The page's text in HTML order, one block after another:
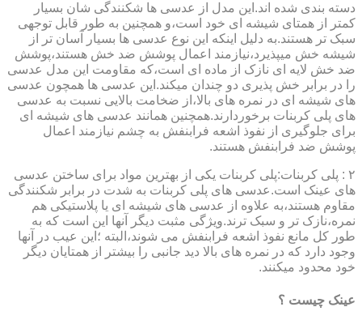
دسته بندی شده اند.این مدل از عدسی ها شکنندگی شان بسیار
کمتر از همتای شیشه ای خود است،و همچنین به طور قابل توجهی
سبک تر هستند.به دلیل اینکه این نوع عدسی ها بسیار آسان تر از
شیشه خش میپذیرد،نیازمند اعمال پوشش ضد خش هستند،پوشش
ضد خش لایه ای نازک از ماده ای است،که مقاومت این مدل عدسی
را در برابر خش پذیری دو چندان میکند.این عدسی ها همچون عدسی
های شیشه ای در نمره های بالا،از ضخامت بالایی نسبت به عدسی
های پلی کربنات برخوردارند.همچنین همانند عدسی های شیشه ای
برای جلوگیری از نفوذ اشعه فرابنفش به چشم نیازمند اعمال
پوشش ضد فرابنفش هستند.
۲ : پلی کربنات:پلی کربنات یکی از بهترین مواد برای ساختن عدسی
های عینک است.عدسی های پلی کربنات به شدت در برابر شکنندگی
مقاوم هستند،به علاوه از عدسی های شیشه ای یا پلاستیکی هم
نمره،نازک تر و سبک ترند.ویژگی مثبت دیگر آنها این است که به
طور کل مانع نفوذ اشعه فرابنفش می شوند،البته ؛این عیب در آنها
وجود دارد که در نمره های بالا دید جانبی را بیشتر از همتایان دیگر
خود محدود میکنند.
عینک چیست ؟